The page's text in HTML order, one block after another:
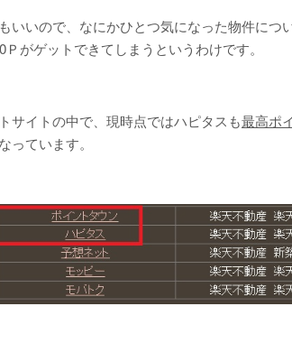
いいので、なにかひとつ気になった物件につ
がゲットできてしまうというわけです。
サイトの中で、現時点ではハピタスも最高ポ
っています。